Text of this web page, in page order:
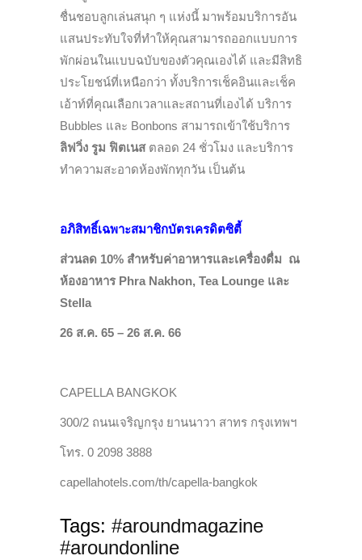
ชื่นชอบลูกเล่นสนุก ๆ แห่งนี้ มาพร้อมบริการอัน
แสนประทับใจที่ทำให้คุณสามารถออกแบบการ
พักผ่อนในแบบฉบับของตัวคุณเองได้ และมีสิทธิ
ประโยชน์ที่เหนือกว่า ทั้งบริการเช็คอินและเช็ค
เอ้าท์ที่คุณเลือกเวลาและสถานที่เองได้ บริการ
Bubbles และ Bonbons สามารถเข้าใช้บริการ
ลิฟวิ่ง รูม ฟิตเนสตลอด 24 ชั่วโมง และบริการ
ทำความสะอาดห้องพักทุกวัน เป็นต้น
อภิสิทธิ์เฉพาะสมาชิกบัตรเครดิตซิตี้
ส่วนลด 10% สำหรับค่าอาหารและเครื่องดื่ม ณ
ห้องอาหาร Phra Nakhon, Tea Lounge และ
Stella
26 ส.ค. 65 – 26 ส.ค. 66
CAPELLA BANGKOK
300/2 ถนนเจริญกรุง ยานนาวา สาทร กรุงเทพฯ
โทร. 0 2098 3888
capellahotels.com/th/capella-bangkok
Tags: #aroundmagazine
#aroundonline